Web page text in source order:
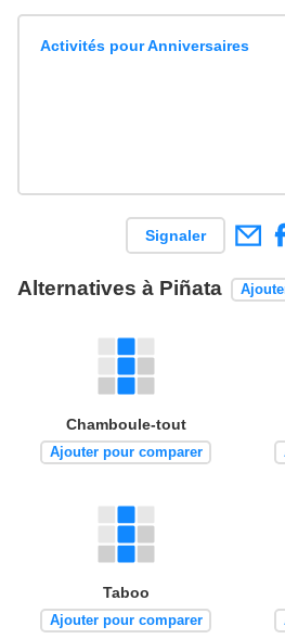
Activités pour Anniversaires
Signaler
Alternatives à Piñata
Chamboule-tout
Ajouter pour comparer
Taboo
Ajouter pour comparer